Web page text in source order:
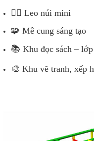
🧗‍♂️ Leo núi mini
🧩 Mê cung sáng tạo
📚 Khu đọc sách –
🎨 Khu vẽ tranh, xếp